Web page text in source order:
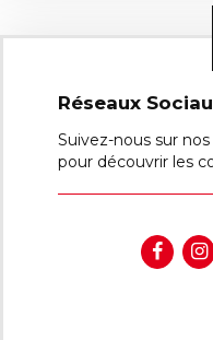
Réseaux
Suivez-nous sur
pour découvrir les